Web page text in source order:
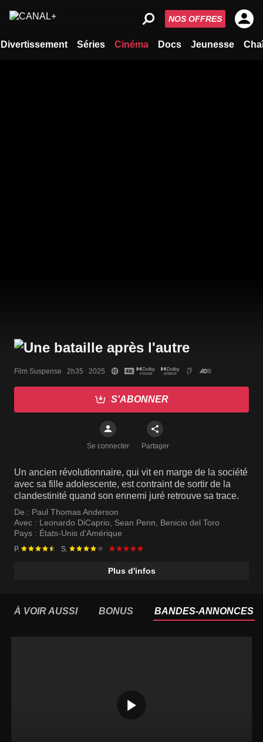
Divertissement Séries Cinéma Docs Jeunesse
NOS OFFRES
Film Suspense   2h35   2025
S'ABONNER
Se connecter Partager
Un ancien révolutionnaire, qui vit en marge de la société
avec sa fille adolescente, est contraint de sortir de la
clandestinité quand son ennemi juré retrouve sa trace.
De : Paul Thomas Anderson
Avec : Leonardo DiCaprio, Sean Penn, Benicio del Toro
Pays : États-Unis d'Amérique
P. S.
Plus d'infos
À VOIR AUSSI BONUS BANDES-ANNONCES